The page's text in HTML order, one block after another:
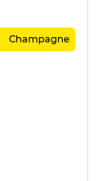
Champagne